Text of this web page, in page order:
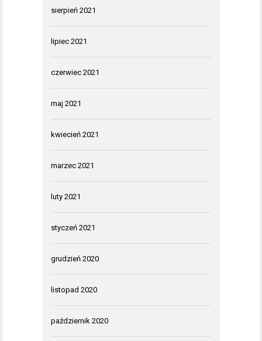
sierpień 2021
lipiec 2021
czerwiec 2021
maj 2021
kwiecień 2021
marzec 2021
luty 2021
styczeń 2021
grudzień 2020
listopad 2020
październik 2020